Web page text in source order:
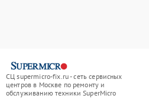
СЦ supermicro-fix.ru - сеть сервисных
центров в Москве по ремонту и
обслуживанию техники SuperMicro